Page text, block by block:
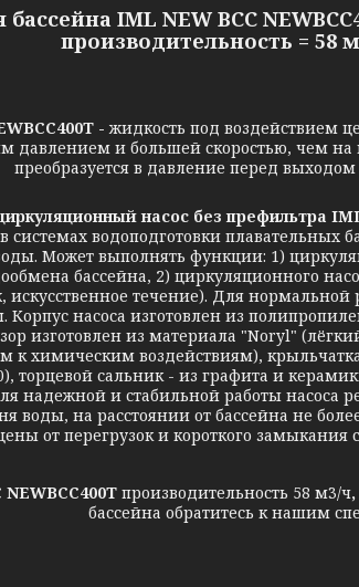
бассейна IML NEW BCC
производительность = 58
-жидкость под воздействием
давлением и большей скоростью, чем на
преобразуется в давление перед
насос без префильтра IML
системах водоподготовки плавательных
Может выполнять функции: 1)
бассейна, 2) циркуляционного
искусственное течение). Для
насоса изготовлен из
изготовлен из материала "Noryl"
к химическим воздействиям),
торцевой сальник - из графита и
надежной и стабильной работы насоса
воды, на расстоянии от бассейна не
от перегрузок и короткого
производительность 58 м3/ч,
бассейна обратитесь к нашим